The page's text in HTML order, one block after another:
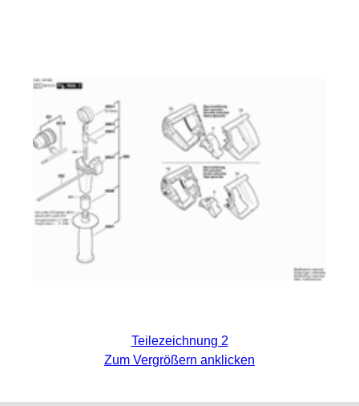
Teilezeichnung 2
Zum Vergrößern anklicken